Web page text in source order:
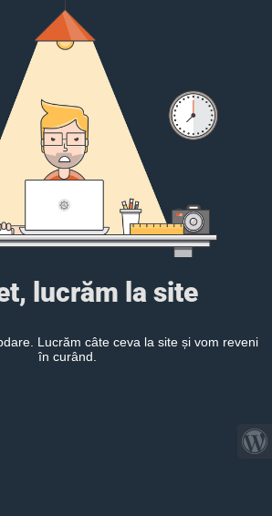
lucrăm la site
Lucrăm câte ceva la site și vom reveni
în curând.